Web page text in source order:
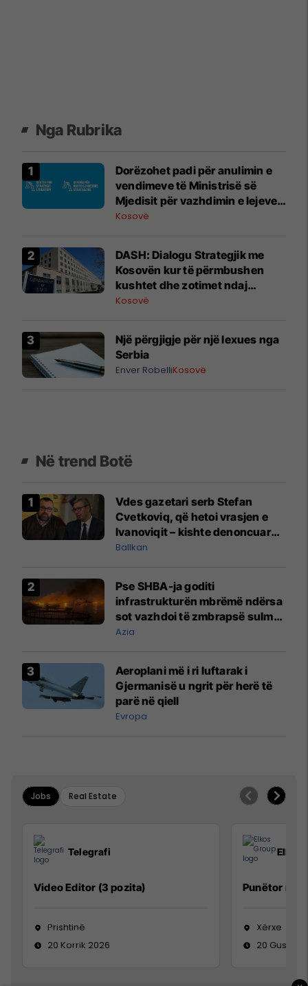
Nga Rubrika
Dorëzohet padi për anulimin e
vendimeve të Ministrisë së
Mjedisit për vazhdimin e lejeve
mjedisore për hidrocentralet në
Kosovë
DASH: Dialogu Strategjik me
Kosovën kur të përmbushen
kushtet dhe zotimet ndaj
serbëve
Kosovë
Një përgjigje për një lexues nga
Serbia
Enver RobelliKosovë
Në trend Botë
Vdes gazetari serb Stefan
Cvetkoviq, që hetoi vrasjen e
Ivanoviqit – kishte denoncuar
kërcënime ndaj vëllezërve
Ballkan
Pse SHBA-ja goditi
infrastrukturën mbrëmë ndërsa
sot vazhdoi të zmbrapsë sulmet
iraniane
Azia
Aeroplani më i ri luftarak i
Gjermanisë u ngrit për herë të
parë në qiell
Evropa
Jobs Real Estate
Telegrafi
Video Editor (3 pozita)
Prishtinë
20 Korrik 2026
Elkos
Punëtor në
Xërxe
20 Gusht